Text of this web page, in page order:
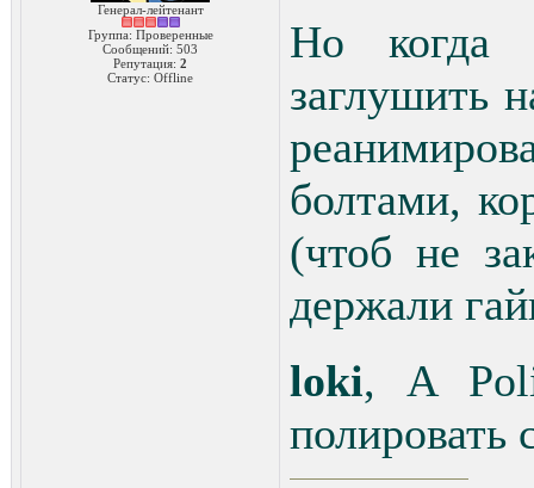
Генерал-лейтенант
Группа: Проверенные
Сообщений: 503
Репутация: 2
Статус: Offline
Но когда
заглушить
болтами,
(чтоб не
держали
loki, А
полировать